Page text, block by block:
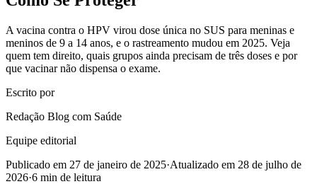
A vacina contra o HPV virou dose única no SUS para meninas e
meninos de 9 a 14 anos, e o rastreamento mudou em 2025. Veja
quem tem direito, quais grupos ainda precisam de três doses e por
que vacinar não dispensa o exame.
Escrito por
Redação Blog com Saúde
Equipe editorial
Publicado em 27 de janeiro de 2025·Atualizado em 28 de julho de
2026·6 min de leitura